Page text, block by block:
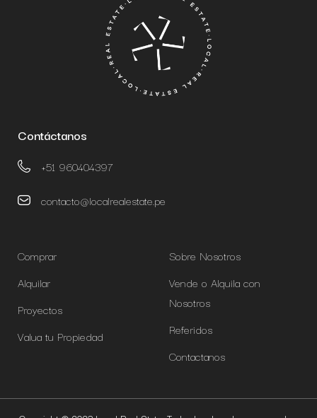
Contáctanos
+51 960404397
contacto@localrealestate.pe
Comprar
Alquilar
Proyectos
Valua tu Propiedad
Sobre Nosotros
Vende o Alquila con
Nosotros
Referidos
Contactanos